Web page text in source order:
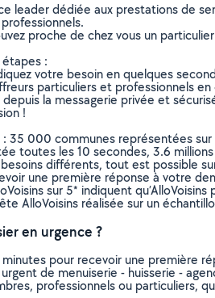
leader dédiée aux prestations de
proche de chez vous un
:
votre besoin en quelques
particuliers et professionnels
la messagerie privée et
!
35 000 communes représentées
toutes les 10 secondes, 3.6
différents, tout est possible
une première réponse à votre
sur 5* indiquent
AlloVoisins réalisée sur un
en urgence ?
minutes pour recevoir une première
de menuiserie - huisserie -
professionnels ou particuliers,